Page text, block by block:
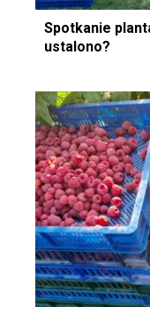
Spotkanie
ustalono?